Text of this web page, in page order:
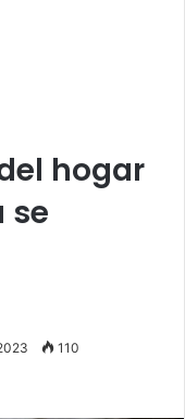
hogar
se
110